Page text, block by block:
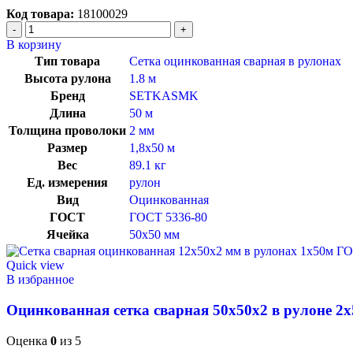
Код товара: 18100029
В корзину
Тип товара
Сетка оцинкованная сварная в рулонах
Высота рулона
1.8 м
Бренд
SETKASMK
Длина
50 м
Толщина проволоки 2 мм
Размер
1,8х50 м
Вес
89.1 кг
Ед. измерения
рулон
Вид
Оцинкованная
ГОСТ
ГОСТ 5336-80
Ячейка
50х50 мм
Quick view
В избранное
Оцинкованная сетка сварная 50х50х2 в рулоне
Оценка 0 из 5